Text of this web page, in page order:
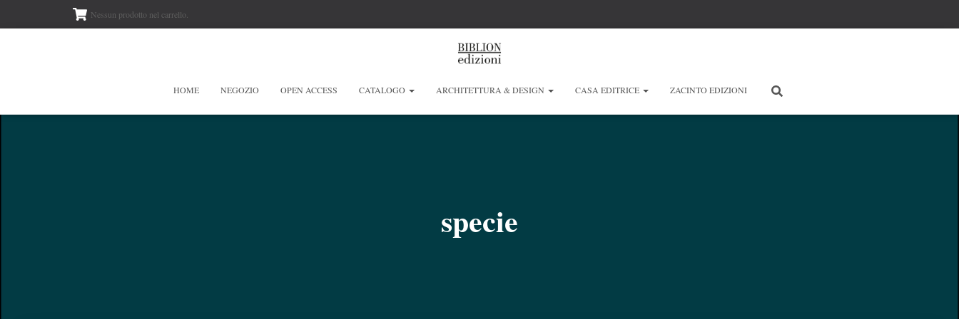
Nessun prodotto nel carrello.
HOME NEGOZIO OPEN ACCESS CATALOGO ARCHITETTURA & DESIGN CASA EDITRICE ZACINTO EDIZIONI
specie